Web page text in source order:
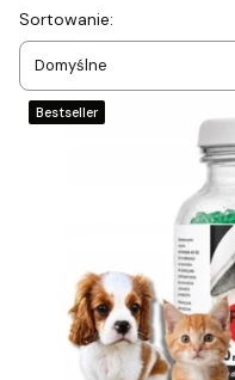
Lista
Sortowanie:
Domyślne
Bestseller